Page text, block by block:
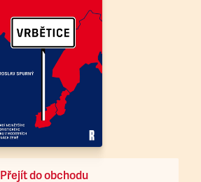
Přejít do obchodu